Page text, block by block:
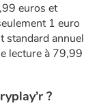
euros et
1 euro
standard annuel
lecture à 79,99
?